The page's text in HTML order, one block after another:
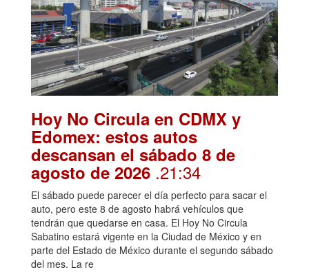
Hoy No Circula en CDMX y
Edomex: estos autos
descansan el sábado 8 de
agosto de 2026 .21:34
El sábado puede parecer el día perfecto para sacar el
auto, pero este 8 de agosto habrá vehículos que
tendrán que quedarse en casa. El Hoy No Circula
Sabatino estará vigente en la Ciudad de México y en
parte del Estado de México durante el segundo sábado
del mes. La re